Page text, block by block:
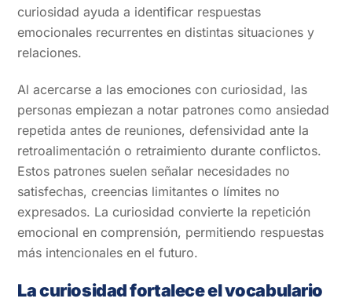
curiosidad ayuda a identificar respuestas
emocionales recurrentes en distintas situaciones y
relaciones.
Al acercarse a las emociones con curiosidad, las
personas empiezan a notar patrones como ansiedad
repetida antes de reuniones, defensividad ante la
retroalimentación o retraimiento durante conflictos.
Estos patrones suelen señalar necesidades no
satisfechas, creencias limitantes o límites no
expresados. La curiosidad convierte la repetición
emocional en comprensión, permitiendo respuestas
más intencionales en el futuro.
La curiosidad fortalece el vocabulario